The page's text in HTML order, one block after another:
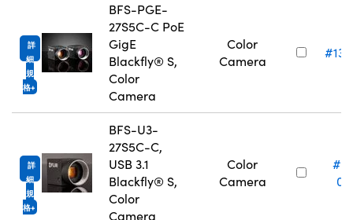
詳
細
規
格
BFS-PGE-
27S5C-C PoE
GigE
Blackfly® S,
Color
Camera
Color
Camera
#13-
詳
細
規
格
BFS-U3-
27S5C-C,
USB 3.1
Blackfly® S,
Color
Camera
Color
Camera